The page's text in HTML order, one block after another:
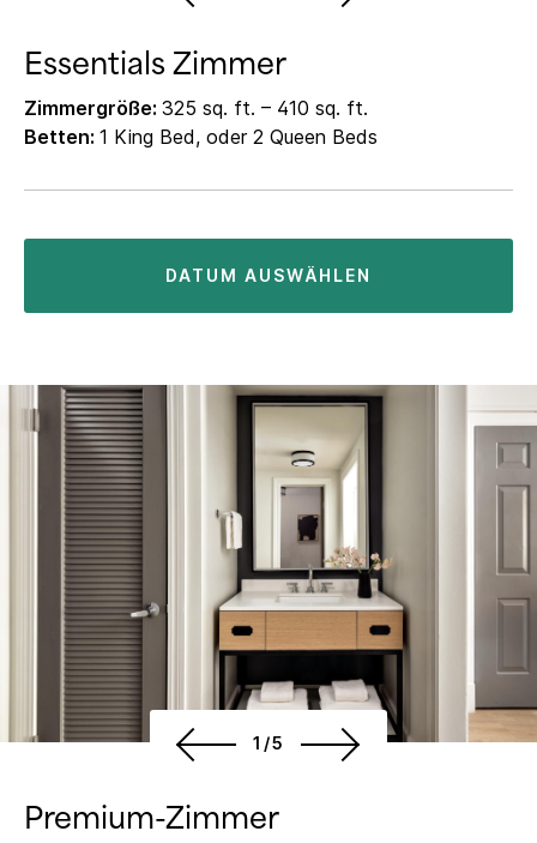
Essentials Zimmer
Zimmergröße: 325 sq. ft. – 410 sq. ft.
Betten: 1 King Bed, oder 2 Queen Beds
DATUM AUSWÄHLEN
1/5
Premium-Zimmer